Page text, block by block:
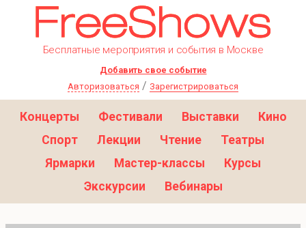
Бесплатные мероприятия и события в Москве
Добавить свое событие
Авторизоваться / Зарегистрироваться
Концерты Фестивали Выставки
Кино
Спорт
Лекции Чтение
Театры
Ярмарки
Мастер-классы
Курсы
Экскурсии
Вебинары